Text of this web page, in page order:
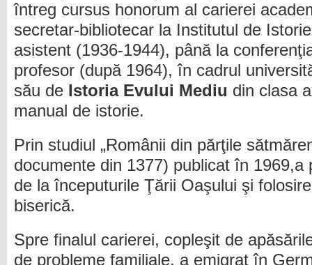
întreg cursus honorum al carierei
secretar-bibliotecar la Institutul de
asistent (1936-1944), până la
profesor (după 1964), în cadrul
său de Istoria Evului Mediu din clasa
manual de istorie.
Prin studiul „Românii din părţile
documente din 1377) publicat în 1969,a
de la începuturile Ţării Oaşului şi
biserică.
Spre finalul carierei, copleşit de
de probleme familiale, a emigrat în